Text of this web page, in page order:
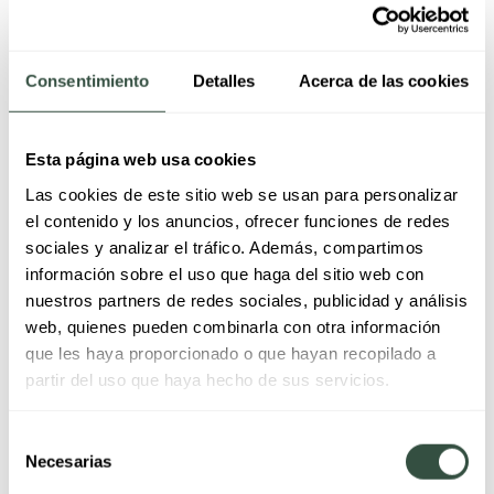
Consentimiento Detalles Acerca de las cookies
Esta página web usa cookies
Las cookies de este sitio web se usan para personalizar
el contenido y los anuncios, ofrecer funciones de redes
sociales y analizar el tráfico. Además, compartimos
información sobre el uso que haga del sitio web con
nuestros partners de redes sociales, publicidad y análisis
web, quienes pueden combinarla con otra información
que les haya proporcionado o que hayan recopilado a
partir del uso que haya hecho de sus servicios.
Necesarias
aire acondicionado y alto consumo simultáneo
Viviendas donde faltan enchufes y se recurre a
También conviene prestar atención a edificios donde han
aparecido averías eléctricas repetidas o donde el cuadro
eléctrico no se ha revisado en muchos años.
Cómo comprobar si tu
instalación está
consumo actual